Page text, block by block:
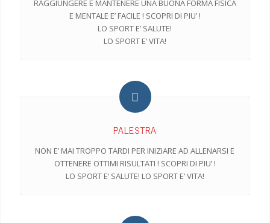
RAGGIUNGERE E MANTENERE UNA BUONA FORMA FISICA
E MENTALE E’ FACILE ! SCOPRI DI PIU’ !
LO SPORT E’ SALUTE!
LO SPORT E’ VITA!
PALESTRA
NON E’ MAI TROPPO TARDI PER INIZIARE AD ALLENARSI E
OTTENERE OTTIMI RISULTATI ! SCOPRI DI PIU’ !
LO SPORT E’ SALUTE! LO SPORT E’ VITA!